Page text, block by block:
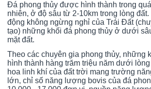
Đá phong thủy được hình thành trong
nhiên, ở độ sâu từ 2-10km trong lòng
động không ngừng nghỉ của Trái Đất
tạo) những khối đá phong thủy ở dưới
mặt đất.
Theo các chuyên gia phong thủy, những
hình thành hàng trăm triệu năm dưới
hoa linh khí của đất trời mang trường
lớn, chỉ số năng lượng bovis của đá